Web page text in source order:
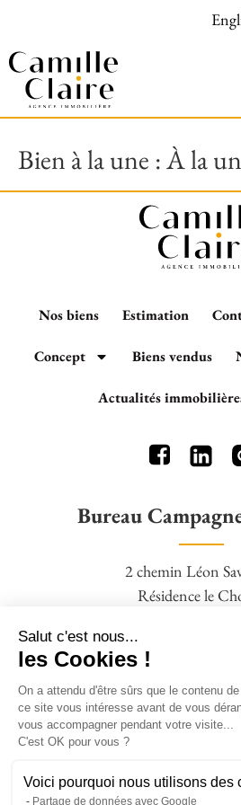
Bien à la une :À la
Nos biens Estimation
Concept Biens vendus
Actualités
Bureau
2 chemin Léon
Résidence le
04 42 95 77 16 – 06
Agence Square
Clos
Salut c'est nous...
les Cookies !
On a attendu d'être sûrs que le contenu de
ce site vous intéresse avant de vous
vous accompagner pendant votre visite...
C'est OK pour vous ?
Voici pourquoi nous utilisons des
Partage de données avec Google